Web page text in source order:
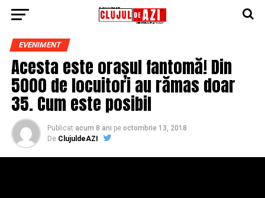
EVENIMENT
Acesta este orașul fantomă! Din
5000 de locuitori au rămas doar
35. Cum este posibil
Publicat acum 8 ani pe octombrie 13, 2018
De ClujuldeAZI